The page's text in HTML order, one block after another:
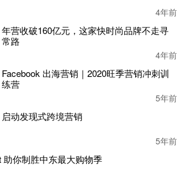
企业表示80%的营收
现了 11000家新的在线商店，有95%的
体验到了销售额和买家数量双增长的喜
4年前
年营收破160亿元，这家快时尚品牌不走寻
常路
4年前
Facebook 出海营销｜2020旺季营销冲刺训
练营
5年前
5年前